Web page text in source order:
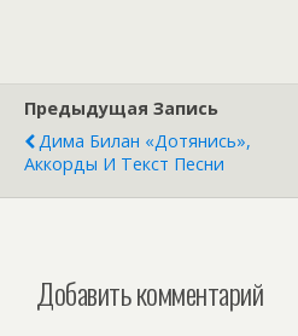
Предыдущая Запись
Дима Билан «Дотянись»,
Аккорды И Текст Песни
Добавить комментарий